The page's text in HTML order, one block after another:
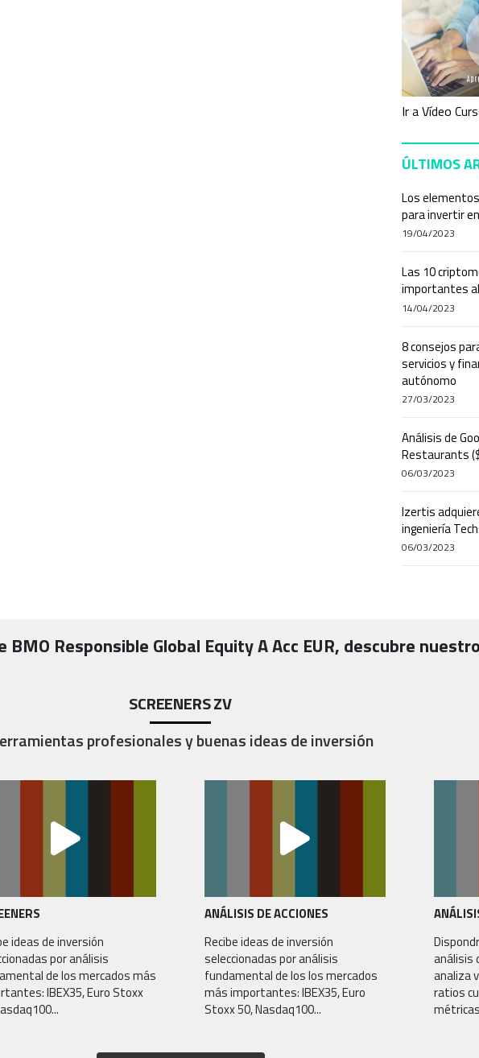
Ir a Vídeo
ÚLTIMOS
Los
para invertir
19/04/2023
Las 10
importantes
14/04/2023
8 consejos
servicios y
autónomo
27/03/2023
Análisis de
Restaurants
06/03/2023
Izertis
ingeniería
06/03/2023
BMO Responsible Global Equity A Acc EUR, descubre
SCREENERS ZV
profesionales y buenas ideas de inversión
ideas de inversión
por análisis
de los mercados más
IBEX35, Euro Stoxx
ANÁLISIS DE ACCIONES
Recibe ideas de inversión
seleccionadas por análisis
fundamental de los los mercados
más importantes: IBEX35, Euro
Stoxx 50, Nasdaq100...
análisis
analiza
ratios